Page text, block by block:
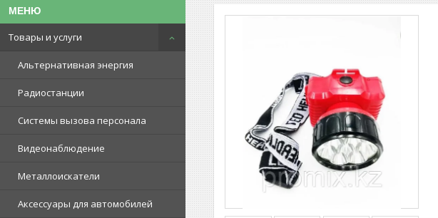
Товары и услуги
Альтернативная энергия
Радиостанции
Системы вызова персонала
Видеонаблюдение
Металлоискатели
Аксессуары для автомобилей